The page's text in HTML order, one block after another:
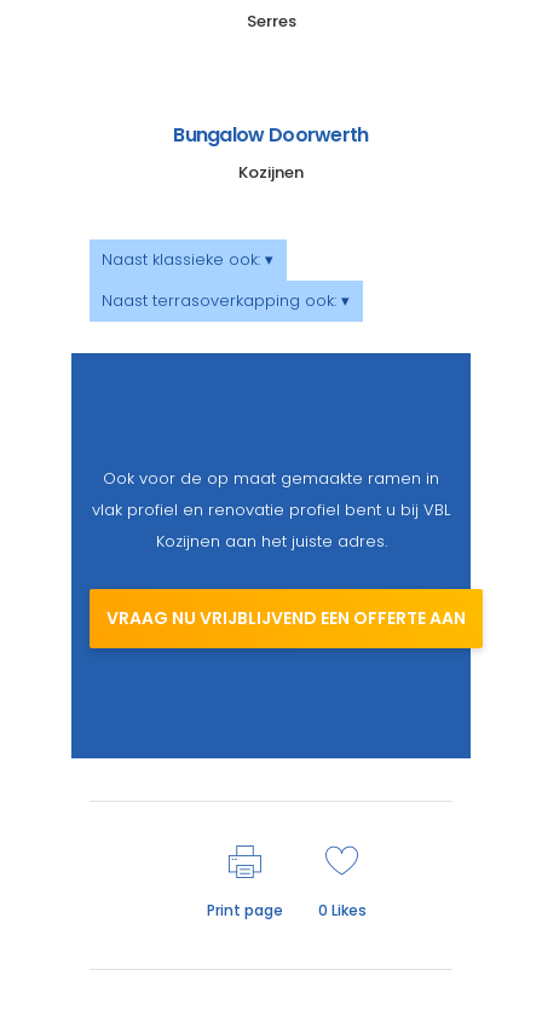
Serres
Bungalow Doorwerth
Kozijnen
Naast klassieke ook: ▾
Naast terrasoverkapping ook: ▾
Ook voor de op maat gemaakte ramen in
vlak profiel en renovatie profiel bent u bij VBL
Kozijnen aan het juiste adres.
VRAAG NU VRIJBLIJVEND EEN OFFERTE AAN
Print page 0 Likes